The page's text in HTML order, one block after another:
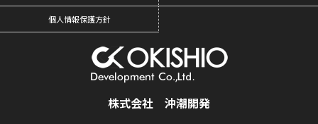
個人情報保護方針
株式会社 沖潮開発